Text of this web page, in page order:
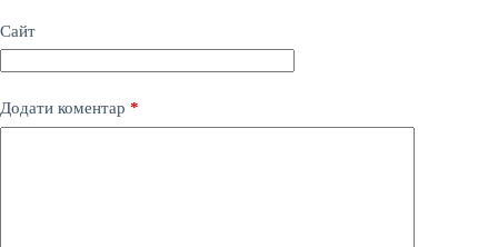
Сайт
Додати коментар *